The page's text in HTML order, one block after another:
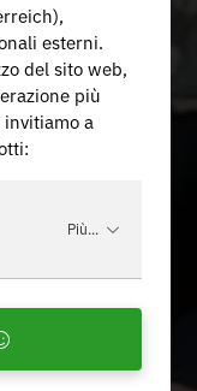
esterni.
del sito web,
più
a
Più...